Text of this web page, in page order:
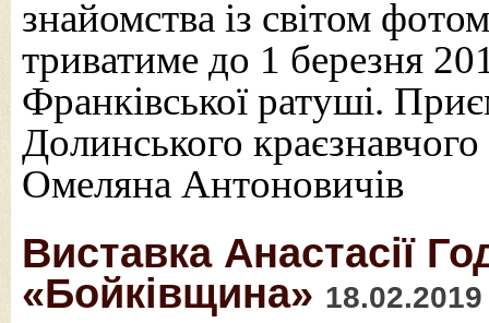
знайомства із світом
триватиме до 1 березня
Франківської ратуші.
Долинського
Омеляна Антоновичів
Виставка Анастасії
«Бойківщина» 18.02.2019